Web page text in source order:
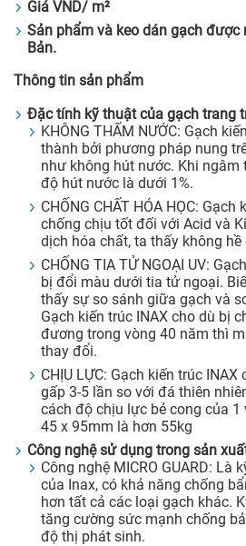
Giá VND/ m²
Sản phẩm và keo dán gạch được
Bản.
Thông tin sản phẩm
Đặc tính kỹ thuật của gạch trang
KHÔNG THẤM NƯỚC: Gạch
thành bởi phương pháp nung
như không hút nước. Khi ngâm
độ hút nước là dưới 1%.
CHỐNG CHẤT HÓA HỌC:
chống chịu tốt đối với Acid và
dịch hóa chất, ta thấy không
CHỐNG TIA TỬ NGOẠI UV:
bị đổi màu dưới tia tử ngoại.
thấy sự so sánh giữa gạch và
Gạch kiến trúc INAX cho dù bị
đương trong vòng 40 năm thì
thay đổi.
CHỊU LỰC: Gạch kiến trúc
gấp 3-5 lần so với đá thiên
cách độ chịu lực bẻ cong của
45 x 95mm là hơn 55kg
Công nghệ sử dụng trong sản
Công nghệ MICRO GUARD: Là
của Inax, có khả năng chống
hơn tất cả các loại gạch khác.
tăng cường sức mạnh chống
độ thị phát sinh.